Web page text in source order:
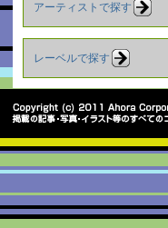
アーティストで探す
レーベルで探す